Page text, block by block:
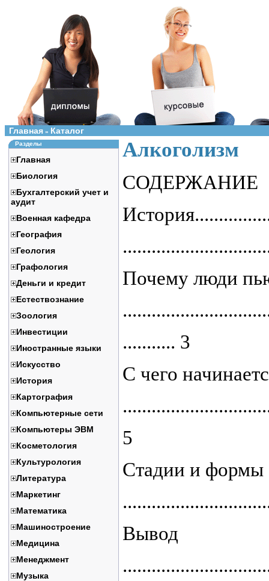
Главная » Каталог
Разделы
Главная
Биология
Бухгалтерский учет и
аудит
Военная кафедра
География
Геология
Графология
Деньги и кредит
Естествознание
Зоология
Инвестиции
Иностранные языки
Искусство
История
Картография
Компьютерные сети
Компьютеры ЭВМ
Косметология
Культурология
Литература
Маркетинг
Математика
Машиностроение
Медицина
Менеджмент
Музыка
Алкоголизм
СОДЕРЖАНИЕ
Почему люди
........... 3
С чего
5
Стадии и формы
Вывод